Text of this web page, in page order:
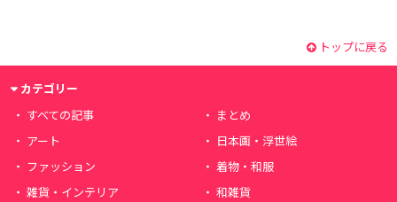
トップに戻る
カテゴリー
すべての記事
まとめ
アート
日本画・浮世絵
ファッション
着物・和服
雑貨・インテリア
和雑貨